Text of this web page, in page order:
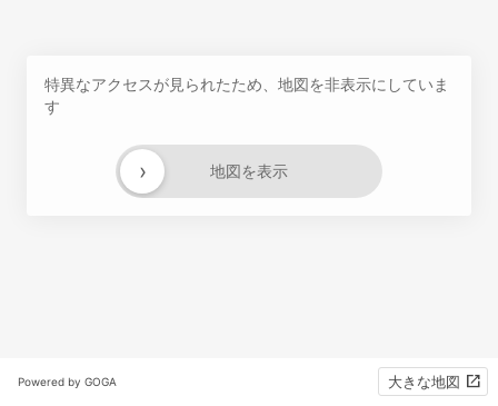
特異なアクセスが見られたため、地図を非表示にしていま
す
地図を表示
›
Powered by GOGA 大きな地図